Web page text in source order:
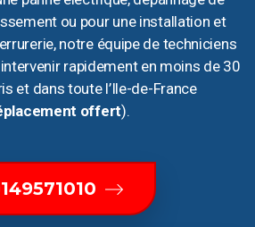
ou pour une installation et
notre équipe de techniciens
rapidement en moins de 30
et dans toute l’Ile-de-France
offert).